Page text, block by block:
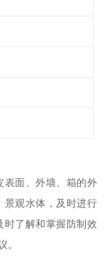
表面、外墙、箱的外
景观水体，及时进行
时了解和掌握防制效
。